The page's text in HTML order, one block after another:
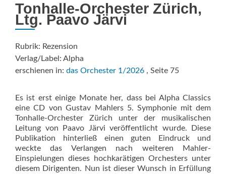
Tonhalle-Orchester Zürich,
Ltg. Paavo Järvi
Rubrik: Rezension
Verlag/Label: Alpha
erschienen in: das Orchester 1/2026 , Seite 75
Es ist erst einige Monate her, dass bei Alpha Classics
eine CD von Gustav Mahlers 5. Symphonie mit dem
Tonhalle-Orchester Zürich unter der musikalischen
Leitung von Paavo Järvi veröffentlicht wurde. Diese
Pub­likation hinterließ einen guten Eindruck und
weckte das Verlangen nach weiteren Mahler-
Einspielungen dieses hochkarätigen Orchesters unter
diesem Dirigenten. Nun ist dieser Wunsch in Erfüllung